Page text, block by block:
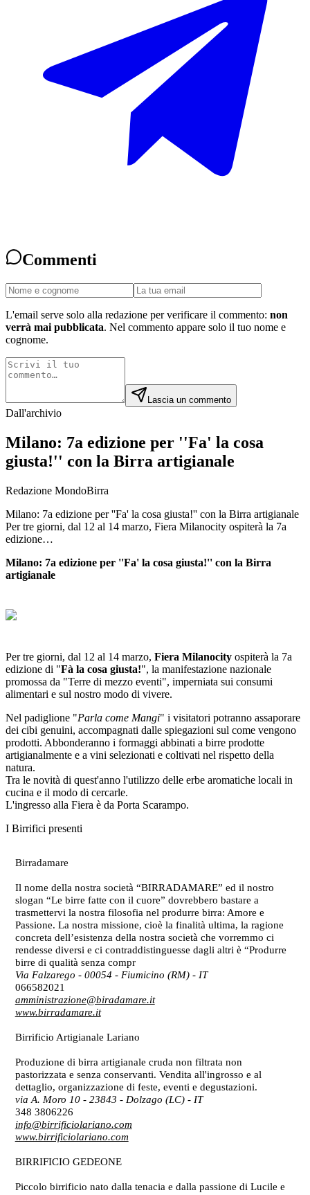
Commenti
L'email serve solo alla redazione per verificare il commento: non
verrà mai pubblicata. Nel commento appare solo il tuo nome e
cognome.
Lascia un commento
Dall'archivio
Milano: 7a edizione per ''Fa' la cosa
giusta!'' con la Birra artigianale
Redazione MondoBirra
Milano: 7a edizione per ''Fa' la cosa giusta!'' con la Birra artigianale
Per tre giorni, dal 12 al 14 marzo, Fiera Milanocity ospiterà la 7a
edizione…
Milano: 7a edizione per ''Fa' la cosa giusta!'' con la Birra
artigianale
Per tre giorni, dal 12 al 14 marzo, Fiera Milanocity ospiterà la 7a
edizione di "Fà la cosa giusta!", la manifestazione nazionale
promossa da "Terre di mezzo eventi", imperniata sui consumi
alimentari e sul nostro modo di vivere.
Nel padiglione "Parla come Mangi" i visitatori potranno assaporare
dei cibi genuini, accompagnati dalle spiegazioni sul come vengono
prodotti. Abbonderanno i formaggi abbinati a birre prodotte
artigianalmente e a vini selezionati e coltivati nel rispetto della
natura.
Tra le novità di quest'anno l'utilizzo delle erbe aromatiche locali in
cucina e il modo di cercarle.
L'ingresso alla Fiera è da Porta Scarampo.
I Birrifici presenti
Birradamare
Il nome della nostra società “BIRRADAMARE” ed il nostro
slogan “Le birre fatte con il cuore” dovrebbero bastare a
trasmettervi la nostra filosofia nel produrre birra: Amore e
Passione. La nostra missione, cioè la finalità ultima, la ragione
concreta dell’esistenza della nostra società che vorremmo ci
rendesse diversi e ci contraddistinguesse dagli altri è “Produrre
birre di qualità senza compr
Via Falzarego - 00054 - Fiumicino (RM) - IT
066582021
amministrazione@biradamare.it
www.birradamare.it
Birrificio Artigianale Lariano
Produzione di birra artigianale cruda non filtrata non
pastorizzata e senza conservanti. Vendita all'ingrosso e al
dettaglio, organizzazione di feste, eventi e degustazioni.
via A. Moro 10 - 23843 - Dolzago (LC) - IT
348 3806226
info@birrificiolariano.com
www.birrificiolariano.com
BIRRIFICIO GEDEONE
Piccolo birrificio nato dalla tenacia e dalla passione di Lucile e